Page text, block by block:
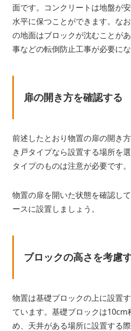
面です。コンクリートは地盤が
水平に保つことができます。な
の地面はブロックが沈むことが
事などの転倒防止工事が必要にな
扉の開き方を確認する
前述したとおり物置の扉の開き
き戸タイプなら設置する場所を
タイプのものは注意が必要です。
物置の扉を開いた状態を確認し
ースに設置しましょう。
ブロックの高さを考慮
物置は基礎ブロックの上に設置
ています。基礎ブロックは10cm
め、天井がある場所に設置する